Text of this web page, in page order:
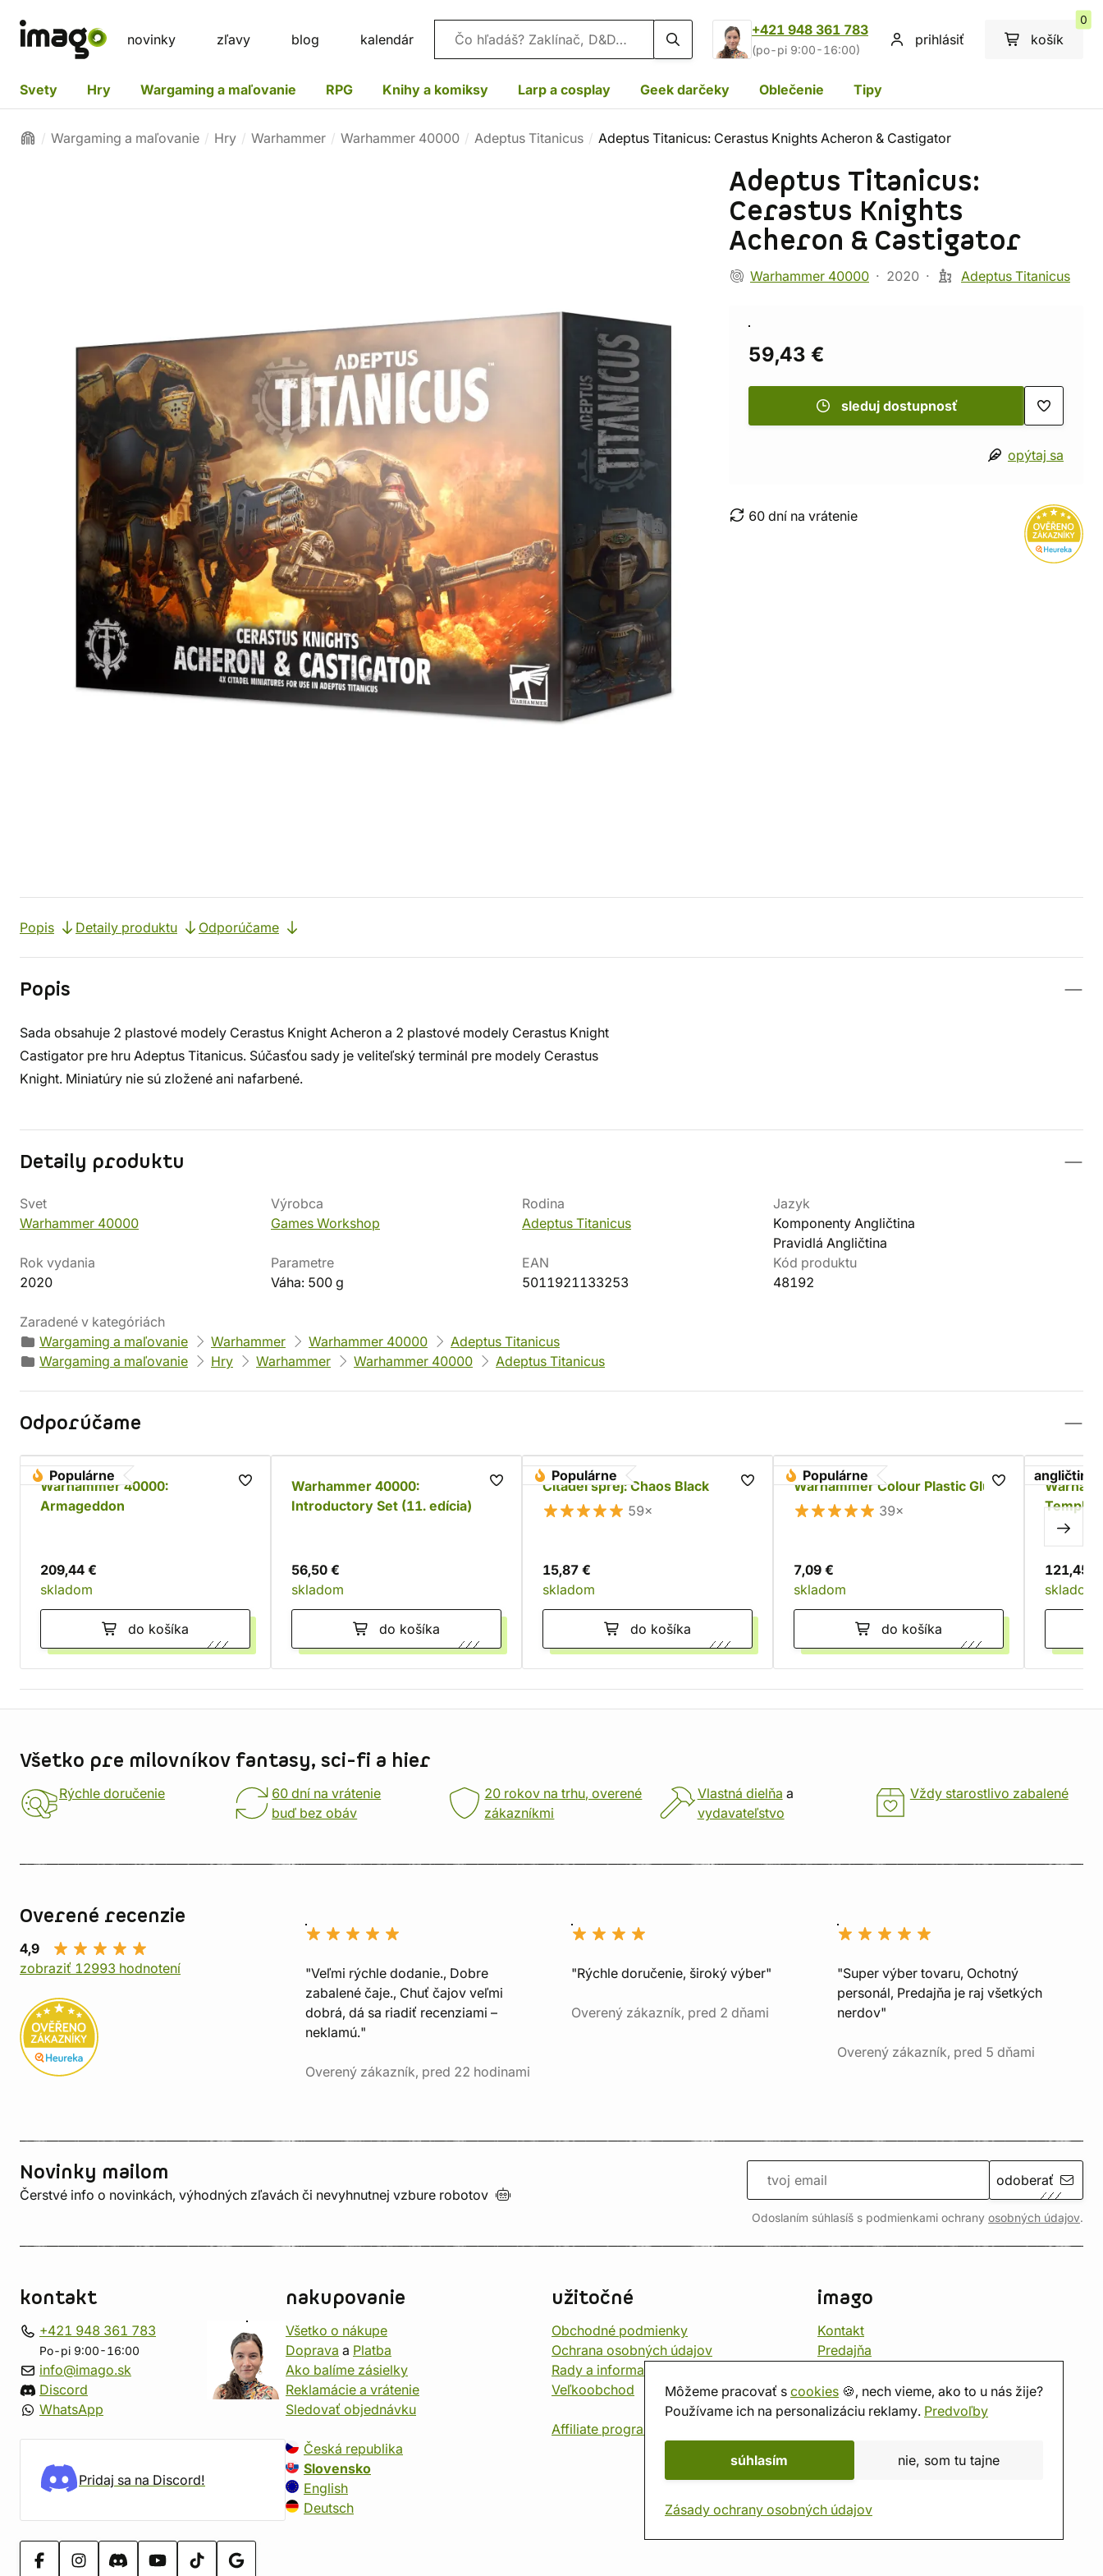
novinky zľavy blog kalendár Vyhľadávanie
+421 948 361 783
(po-pi 9:00-16:00)
prihlásiť košík
0
Svety Hry Wargaming a maľovanie RPG Knihy a komiksy Larp a cosplay Geek darčeky Oblečenie Tipy
Wargaming a maľovanie Hry Warhammer Warhammer 40000 Adeptus Titanicus Adeptus Titanicus: Cerastus Knights Acheron & Castigator
Adeptus Titanicus:
Cerastus Knights
Acheron & Castigator
Warhammer 40000 2020 Adeptus Titanicus
59,43 €
sleduj dostupnosť
opýtaj sa
60 dní na vrátenie
Popis Detaily produktu Odporúčame
Popis
Sada obsahuje 2 plastové modely Cerastus Knight Acheron a 2 plastové modely Cerastus Knight
Castigator pre hru Adeptus Titanicus. Súčasťou sady je veliteľský terminál pre modely Cerastus
Knight. Miniatúry nie sú zložené ani nafarbené.
Detaily produktu
Svet
Warhammer 40000
Výrobca
Games Workshop
Rodina
Adeptus Titanicus
Jazyk
Komponenty Angličtina
Pravidlá Angličtina
Rok vydania
2020
Parametre
Váha: 500 g
EAN
5011921133253
Kód produktu
48192
Zaradené v kategóriách
Wargaming a maľovanie
Warhammer Warhammer 40000
Adeptus Titanicus
Wargaming a maľovanie
Hry Warhammer Warhammer 40000 Adeptus Titanicus
Odporúčame
Populárne
Warhammer 40000:
Armageddon
209,44 €
skladom
do košíka
Warhammer 40000:
Introductory Set (11. edícia)
56,50 €
skladom
do košíka
Populárne
Citadel sprej: Chaos Black
59×
15,87 €
skladom
do košíka
Populárne
Warhammer Colour Plastic Glue
39×
7,09 €
skladom
do košíka
angličtina
121,45 €
skladom
Môžeme pracovať s cookies 🍪, nech vieme, ako to u nás žije?
Používame ich na personalizáciu reklamy. Predvoľby
súhlasím nie, som tu tajne
Zásady ochrany osobných údajov
Všetko pre milovníkov fantasy, sci-fi a hier
Rýchle doručenie
60 dní na vrátenie
buď bez obáv
20 rokov na trhu, overené
zákazníkmi
Vlastná dielňa a
vydavateľstvo
Vždy starostlivo zabalené
Overené recenzie
4,9
zobraziť 12993 hodnotení
"Veľmi rýchle dodanie., Dobre
zabalené čaje., Chuť čajov veľmi
dobrá, dá sa riadiť recenziami –
neklamú."
Overený zákazník, pred 22 hodinami
"Rýchle doručenie, široký výber"
Overený zákazník, pred 2 dňami
"Super výber tovaru, Ochotný
personál, Predajňa je raj všetkých
nerdov"
Overený zákazník, pred 5 dňami
Novinky mailom
Čerstvé info o novinkách, výhodných zľavách či nevyhnutnej vzbure robotov
odoberať
Odoslaním súhlasíš s podmienkami ochrany osobných údajov.
kontakt
+421 948 361 783
Po-pi 9:00-16:00
info@imago.sk
Discord
WhatsApp
Pridaj sa na Discord!
nakupovanie
Všetko o nákupe
Doprava a Platba
Ako balíme zásielky
Reklamácie a vrátenie
Sledovať objednávku
Česká republika
Slovensko
English
Deutsch
užitočné
Obchodné podmienky
Ochrana osobných údajov
Rady a informace
Veľkoobchod
Affiliate program
imago
Kontakt
Predajňa
O nás
Hodnotenie obchodu